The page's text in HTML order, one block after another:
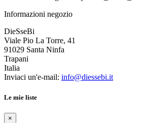
Informazioni negozio
DieSseBi
Viale Pio La Torre, 41
91029 Santa Ninfa
Trapani
Italia
Inviaci un'e-mail: info@diessebi.it
Le mie liste
×